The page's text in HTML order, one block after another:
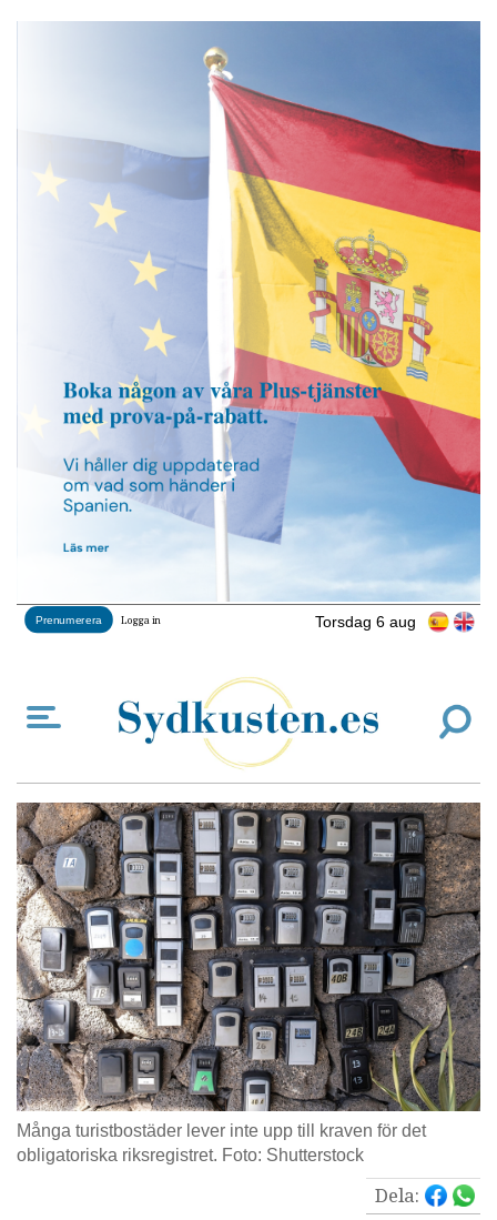
Torsdag 6 aug
Prenumerera Logga in
Många turistbostäder lever inte upp till kraven för det
obligatoriska riksregistret. Foto: Shutterstock
Dela: